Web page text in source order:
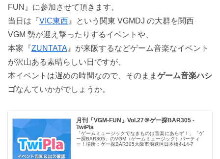
FUN』に参加させて頂きます。
当日は『VIC東西 』という関東 VGMDJ の大群を関西
VGM 勢が迎え撃ったりするイベントや、
本家『ZUNTATA 』が来阪するなどゲーム音楽なイベント
が沢山ある素晴らしい日ですが、
本イベントは遅めの時間なので、そのまま ゲーム音楽ハシ
ゴなんていかがでしょうか。
月刊「VGM-FUN」Vol.27＠ゲー探BAR305 -
TwiPla
「ゲームミュージックでなきものは音楽にあらず！」「ゲ
ー探BAR305」のVGM（ゲームミュージック）パーティ
ー！場所：ゲー探BAR305大阪市浪速区日本橋4-14-7